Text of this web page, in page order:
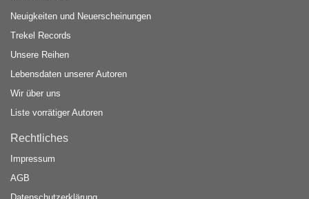
Neuigkeiten und Neuerscheinungen
Trekel Records
Unsere Reihen
Lebensdaten unserer Autoren
Wir über uns
Liste vorrätiger Autoren
Rechtliches
Impressum
AGB